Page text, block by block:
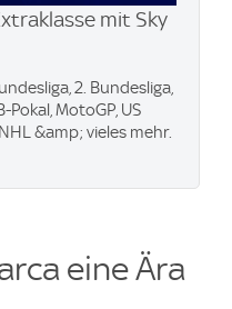
mit Sky
2. Bundesliga,
Pokal, MotoGP, US
&amp; vieles mehr.
eine Ära